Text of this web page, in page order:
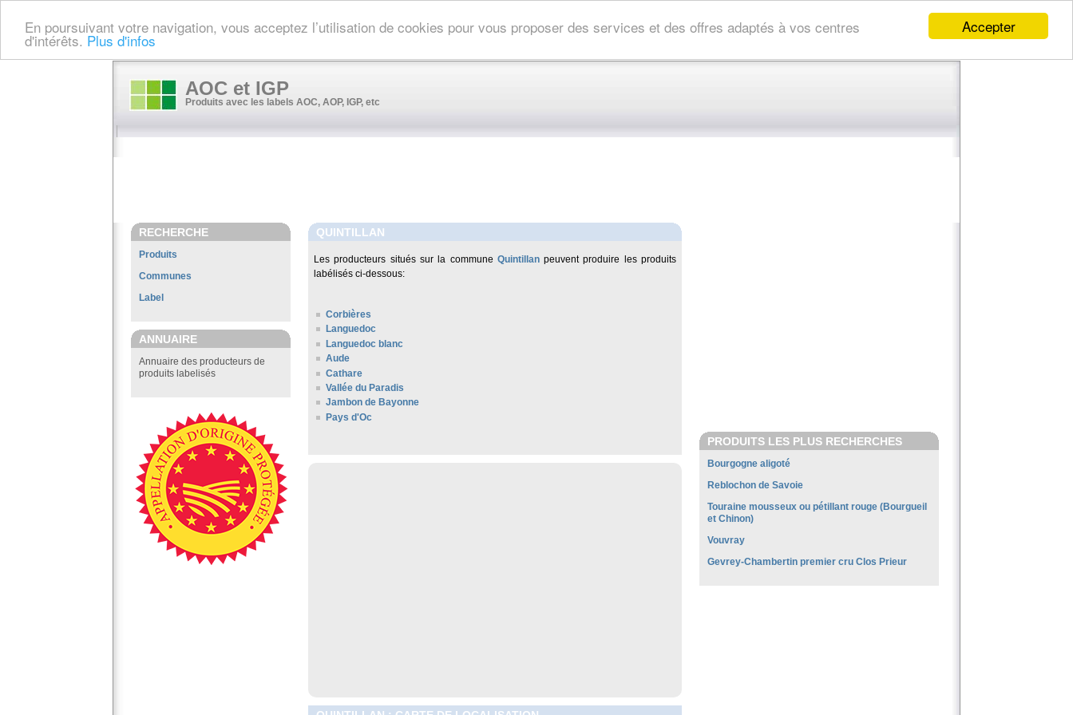
Accepter
En poursuivant votre navigation, vous acceptez l’utilisation de cookies pour vous proposer des services et des offres adaptés à vos centres
d'intérêts. Plus d'infos
AOC et IGP
Produits avec les labels AOC, AOP, IGP, etc
RECHERCHE
Produits
Communes
Label
ANNUAIRE
Annuaire des producteurs de
produits labelisés
QUINTILLAN
Les producteurs situés sur la commune Quintillanpeuvent produire les produits
labélisés ci-dessous:
Corbières
Languedoc
Languedoc blanc
Aude
Cathare
Vallée du Paradis
Jambon de Bayonne
Pays d'Oc
PRODUITS LES PLUS RECHERCHES
Bourgogne aligoté
Reblochon de Savoie
Touraine mousseux ou pétillant rouge (Bourgueil
et Chinon)
Vouvray
Gevrey-Chambertin premier cru Clos Prieur